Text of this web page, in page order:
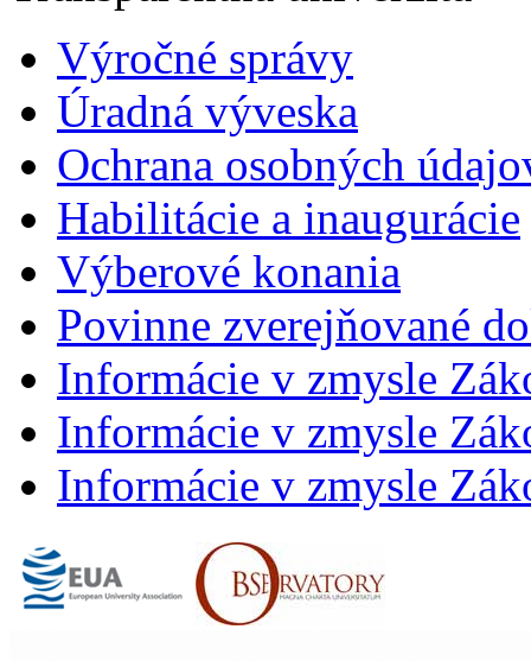
Výročné správy
Úradná výveska
Ochrana osobných
Habilitácie a inaugurácie
Výberové konania
Povinne zverejňované
Informácie v zmysle
Informácie v zmysle
Informácie v zmysle